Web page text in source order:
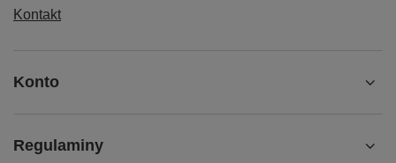
Kontakt
Konto
Regulaminy